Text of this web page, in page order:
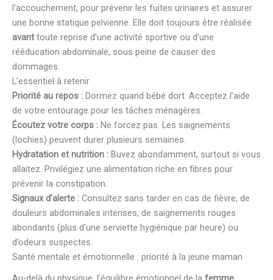
l’accouchement, pour prévenir les fuites urinaires et assurer
une bonne statique pelvienne. Elle doit toujours être réalisée
avant toute reprise d’une activité sportive ou d’une
rééducation abdominale, sous peine de causer des
dommages.
L’essentiel à retenir
Priorité au repos : Dormez quand bébé dort. Acceptez l’aide
de votre entourage pour les tâches ménagères.
Écoutez votre corps : Ne forcez pas. Les saignements
(lochies) peuvent durer plusieurs semaines.
Hydratation et nutrition : Buvez abondamment, surtout si vous
allaitez. Privilégiez une alimentation riche en fibres pour
prévenir la constipation.
Signaux d’alerte : Consultez sans tarder en cas de fièvre, de
douleurs abdominales intenses, de saignements rouges
abondants (plus d’une serviette hygiénique par heure) ou
d’odeurs suspectes.
Santé mentale et émotionnelle : priorité à la jeune maman